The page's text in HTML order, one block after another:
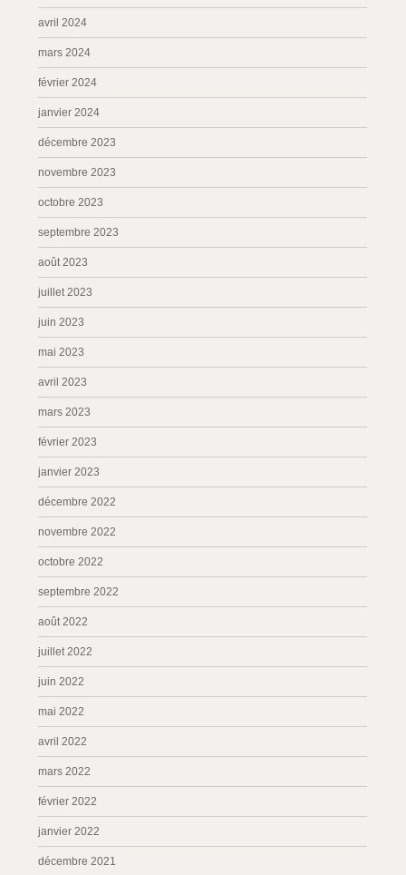
avril 2024
mars 2024
février 2024
janvier 2024
décembre 2023
novembre 2023
octobre 2023
septembre 2023
août 2023
juillet 2023
juin 2023
mai 2023
avril 2023
mars 2023
février 2023
janvier 2023
décembre 2022
novembre 2022
octobre 2022
septembre 2022
août 2022
juillet 2022
juin 2022
mai 2022
avril 2022
mars 2022
février 2022
janvier 2022
décembre 2021